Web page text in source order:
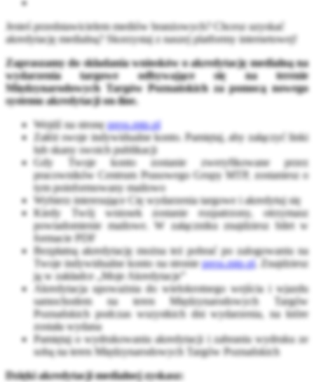
Jesteś przedstawicielem mediów branżowych? Chcesz uzyskać
akredytację medialną? Skorzystaj z naszej platformy internetowej!
Zapraszamy do składania wniosków o akredytację medialną na
wydarzenia targowe odbywające się na terenie
Międzynarodowych Targów Poznańskich za pomocą nowego
systemu akredytacji on-line.
Wejdź na stronę press.mtp.pl
Załóż swoje indywidualne konto. Pamiętaj, aby załączyć linki
lub skany swoich publikacji
Gdy Twoje konto zostanie zweryfikowane przez
pracowników Centrum Prasowego Grupy MTP, zostaniesz o
tym poinformowany mailowo
Wybierz interesujące Cię wydarzenia targowe i akredytuj się
Kiedy Twój wniosek zostanie rozpatrzony, otrzymasz
powiadomienie mailowe. W załączniku znajdziesz bilet w
formacie PDF
Bezpłatną akredytację można też pobrać po zalogowaniu na
Twoje indywidualne konto na stronie press.mtp.pl. Znajdziesz
ją w zakładce „Moje Akredytacje”
Akredytacja upoważnia do wielokrotnego wejścia i wjazdu
samochodem na teren Międzynarodowych Targów
Poznańskich podczas wszystkich dni wydarzenia, na które
została wydana
Pamiętaj o wydrukowaniu akredytacji i zabraniu wydruku ze
sobą na teren Międzynarodowych Targów Poznańskich
Dzięki akredytacji medialnej zyskasz: